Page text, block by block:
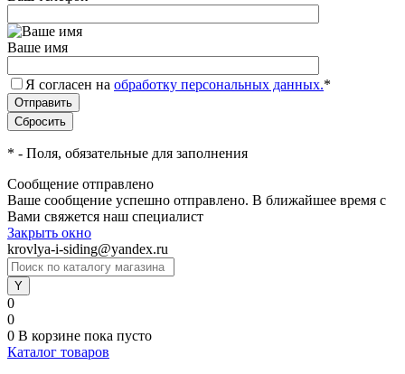
Ваше имя
Я согласен на обработку персональных данных.*
* - Поля, обязательные для заполнения
Сообщение отправлено
Ваше сообщение успешно отправлено. В ближайшее время с
Вами свяжется наш специалист
Закрыть окно
krovlya-i-siding@yandex.ru
0
0
0 В корзине пока пусто
Каталог товаров